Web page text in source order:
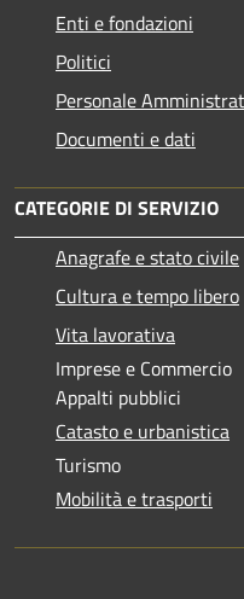
Enti e fondazioni
Politici
Personale
Documenti e dati
CATEGORIE DI SERVIZIO
Anagrafe e stato civile
Cultura e tempo libero
Vita lavorativa
Imprese e Commercio
Appalti pubblici
Catasto e urbanistica
Turismo
Mobilità e trasporti